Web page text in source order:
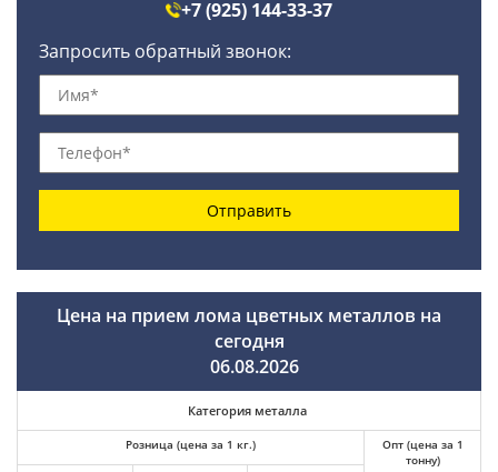
+7 (925) 144-33-37
Запросить обратный звонок:
Отправить
Цена на прием лома цветных металлов на
сегодня
06.08.2026
Категория металла
Розница (цена за 1 кг.)
Опт (цена за 1
тонну)